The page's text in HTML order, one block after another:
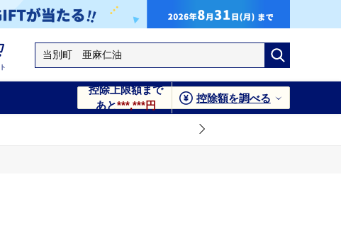
控除上限額まで
あと***,***円
控除額を調べる